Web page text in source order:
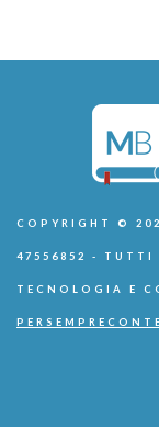
COPYRIGHT ©
47556852 - TUTTI
TECNOLOGIA E